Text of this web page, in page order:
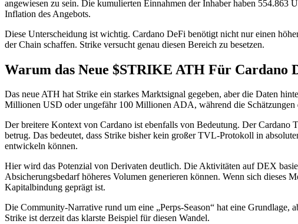
angewiesen zu sein. Die kumulierten Einnahmen der Inhaber haben 554.863
Inflation des Angebots.
Diese Unterscheidung ist wichtig. Cardano DeFi benötigt nicht nur einen
der Chain schaffen. Strike versucht genau diesen Bereich zu besetzen.
Warum das Neue $STRIKE ATH Für Cardano
Das neue ATH hat Strike ein starkes Marktsignal gegeben, aber die Daten
Millionen USD oder ungefähr 100 Millionen ADA, während die
Der breitere Kontext von Cardano ist ebenfalls von Bedeutung. Der
betrug. Das bedeutet, dass Strike bisher kein großer TVL-Protokoll in
entwickeln können.
Hier wird das Potenzial von Derivaten deutlich. Die Aktivitäten auf DEX
Absicherungsbedarf höheres Volumen generieren können. Wenn sich
Kapitalbindung geprägt ist.
Die Community-Narrative rund um eine „Perps-Season“ hat eine
Strike ist derzeit das klarste Beispiel für diesen Wandel.